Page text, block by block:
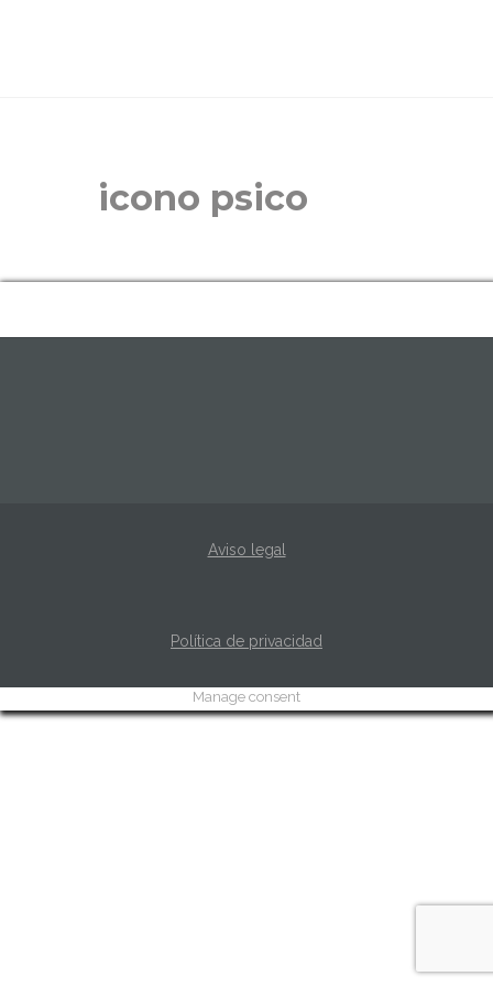
icono psico
Aviso legal
Política de privacidad
Manage consent